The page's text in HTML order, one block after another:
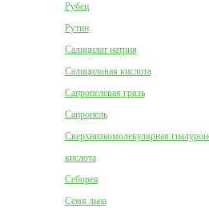
Рубец
Рутин
Салицилат натрия
Салициловая кислота
Сапропелевая грязь
Сапропель
Сверхнизкомолекулярная
кислота
Себорея
Семя льна